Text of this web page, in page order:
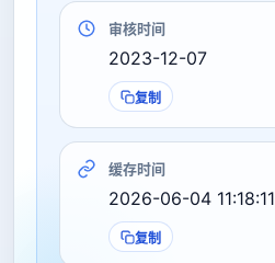
审核时间
2023-12-07
复制
缓存时间
2026-06-04 11:18:11
复制